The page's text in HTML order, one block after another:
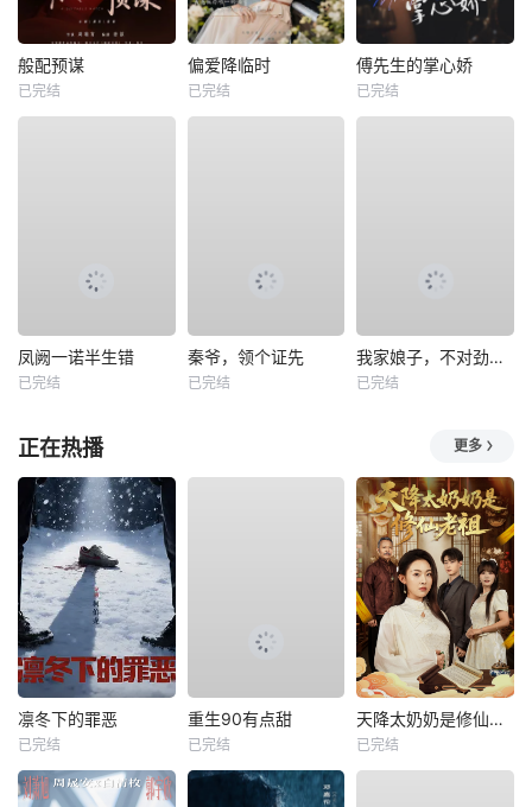
般配预谋
已完结
偏爱降临时
已完结
傅先生的掌心娇
已完结
凤阙一诺半生错
已完结
秦爷，领个证先
已完结
我家娘子，不对劲第四季
已完结
正在热播 更多
凛冬下的罪恶
已完结
重生90有点甜
已完结
天降太奶奶是修仙老祖
已完结